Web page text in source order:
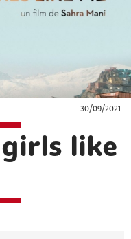
30/09/2021
like